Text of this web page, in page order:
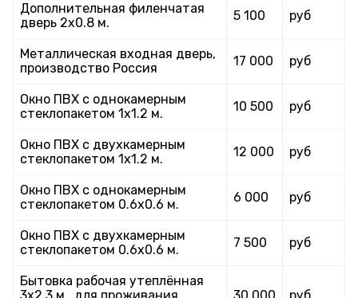
Дополнительная филенчатая
дверь 2х0.8 м.
5 100 руб
Металлическая входная дверь,
производство Россия
17 000 руб
Окно ПВХ с однокамерным
стеклопакетом 1х1.2 м.
10 500 руб
Окно ПВХ с двухкамерным
стеклопакетом 1х1.2 м.
12 000 руб
Окно ПВХ с однокамерным
стеклопакетом 0.6х0.6 м.
6 000 руб
Окно ПВХ с двухкамерным
стеклопакетом 0.6х0.6 м.
7 500 руб
Бытовка рабочая утеплённая